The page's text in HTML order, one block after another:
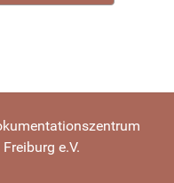
e.V.